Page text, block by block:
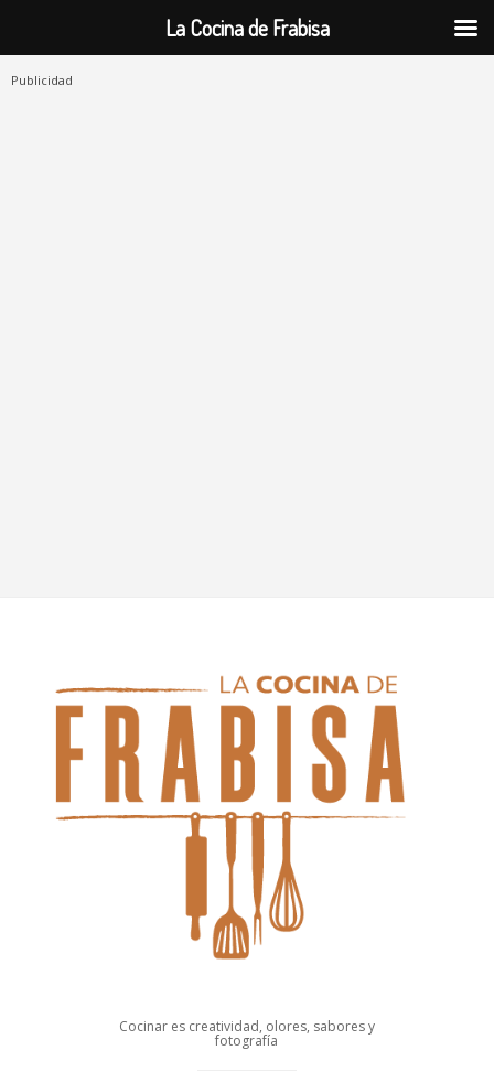
Publicidad
Cocinar es creatividad, olores, sabores y
fotografía
La Cocina de Frabisa